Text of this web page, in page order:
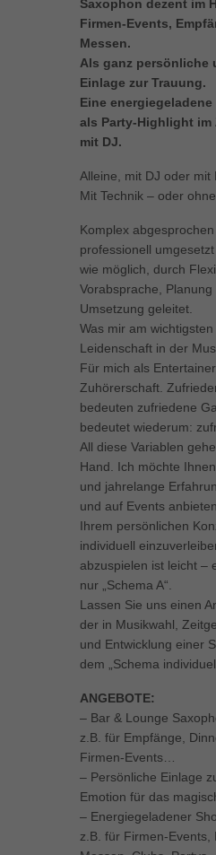
Saxophon dezent im
Firmen-Events,
Messen.
Als ganz persönliche
Einlage zur Trauung.
Eine
als Party-Highlight im
mit DJ.
Alleine, mit DJ oder mit
Mit Technik – oder
Komplex
professionell
wie möglich, durch
Vorabsprache, Planung
Umsetzung geleitet.
Was mir am wichtigsten
Leidenschaft in der
Für mich als
Zuhörerschaft.
bedeuten zufriedene
bedeutet wiederum:
All diese Variablen
Hand. Ich möchte
und jahrelange
und auf Events
Ihrem persönlichen
individuell
abzuspielen ist leicht –
nur „Schema A“.
Lassen Sie uns einen
der in Musikwahl,
und Entwicklung einer
dem „Schema
ANGEBOTE:
– Bar & Lounge
z.B. für Empfänge,
Firmen-Events…
– Persönliche Einlage
Emotion für das
– Energiegeladener
z.B. für Firmen-Events,
können Ihre Einwilligung zu
weitere Informationen anzeigen
Cookies auswählen.
Alle akzeptieren
Zurück
Datenschutzeinstellungen
Essenzielle Cookies ermöglichen
Cookie-
Marketing (1)
Marketing-Cookies werden von
um personalisierte Werbung
Besucher über Websites hinweg
Cookie-
Externe Medien (5)
Inhalte von Videoplattformen und
werden, bedarf der Zugriff auf diese
Cookie-
powered by Borlabs Cookie